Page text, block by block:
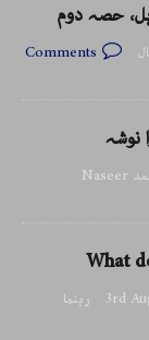
ہل، حصہ دوم
Comments
نوشہ
نصیر احمد Naseer
What
3rd
NoteworthyReads رہنما